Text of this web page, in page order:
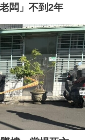
闆」不到2年